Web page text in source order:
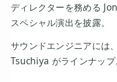
ディレクターを務める
スペシャル演出を披露。
サウンドエンジニアには
Tsuchiya がラインナップ